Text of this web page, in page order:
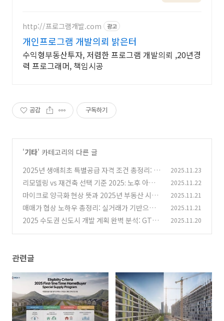
http://프로그램개발.com 광고
개인프로그램 개발의뢰 밝은터
수익형부동산투자, 저렴한 프로그램 개발의뢰 ,20년경
력 프로그래머, 책임시공
공감 구독하기
'기타' 카테고리의 다른 글
2025년 생애최초 특별공급 자격 조건 총정리: 청
약 신청 전 필수 확인 사항
(0)
2025.11.23
리모델링 vs 재건축 선택 기준 2025: 노후 아파트
실속 있는 개선 방법 (0)
2025.11.22
마이크로 양극화 현상 뜻과 2025년 부동산 시장
의 숨은 격차
(0)
2025.11.21
매매가 협상 노하우 총정리: 실거래가 기반으로
집값 깎는 현명한 방법 2025
(0)
2025.11.21
2025 수도권 신도시 개발 계획 완벽 분석: GTX
2025.11.20
관련글